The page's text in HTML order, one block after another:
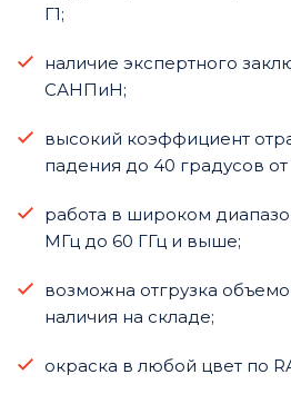
Г1;
наличие экспертного
САНПиН;
высокий коэффициент
падения до 40 градусов
работа в широком
МГц до 60 ГГц и выше;
возможна отгрузка
наличия на складе;
окраска в любой цвет по